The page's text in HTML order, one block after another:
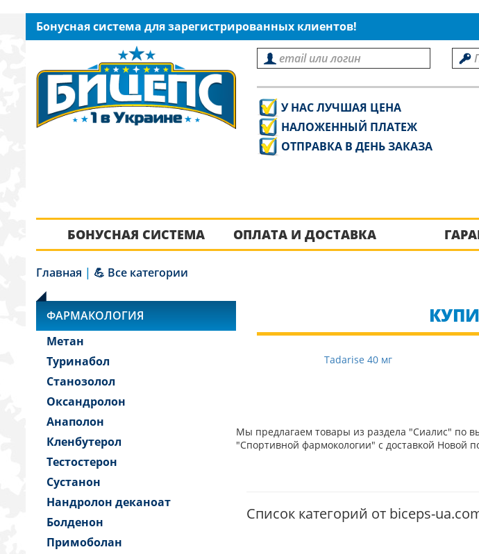
Бонусная система для зарегистрированных клиентов!
У НАС ЛУЧШАЯ ЦЕНА
НАЛОЖЕННЫЙ ПЛАТЕЖ
ОТПРАВКА В ДЕНЬ ЗАКАЗА
БОНУСНАЯ СИСТЕМА ОПЛАТА И ДОСТАВКА
Главная | 💪 Все категории
ФАРМАКОЛОГИЯ
Метан
Туринабол
Станозолол
Оксандролон
Анаполон
Кленбутерол
Тестостерон
Сустанон
Нандролон деканоат
Болденон
Примоболан
Tadarise 40 мг
Мы предлагаем товары из раздела "Сиалис" по
"Спортивной фармокологии" с доставкой Новой
Список категорий от biceps-